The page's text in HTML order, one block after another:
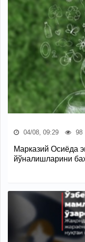
04/08, 09:29 98
Марказий Осиёда
йўналишларини